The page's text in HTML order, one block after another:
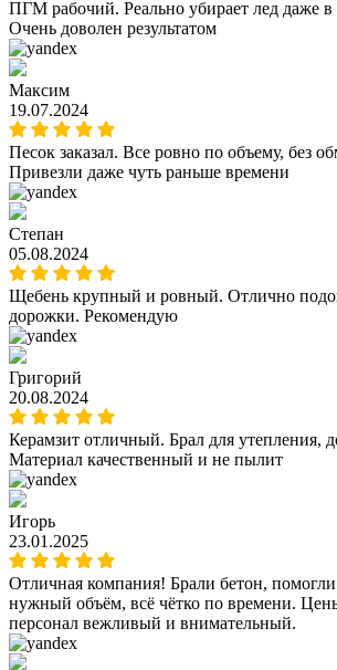
ПГМ рабочий. Реально убирает лед даже
Очень доволен результатом
Максим
19.07.2024
Песок заказал. Все ровно по объему, без
Привезли даже чуть раньше времени
Степан
05.08.2024
Щебень крупный и ровный. Отлично
дорожки. Рекомендую
Григорий
20.08.2024
Керамзит отличный. Брал для утепления,
Материал качественный и не пылит
Игорь
23.01.2025
Отличная компания! Брали бетон, помогли
нужный объём, всё чётко по времени.
персонал вежливый и внимательный.